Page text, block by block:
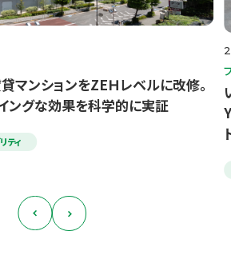
マンションをZEＨレベルに改修。
ングな効果を科学的に実証
ティ